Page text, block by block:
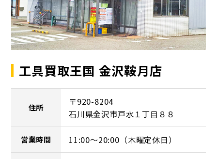
工具買取王国 金沢鞍月店
住所
〒920-8204
石川県金沢市戸水１丁目８８
営業時間 11:00～20:00（木曜定休日）